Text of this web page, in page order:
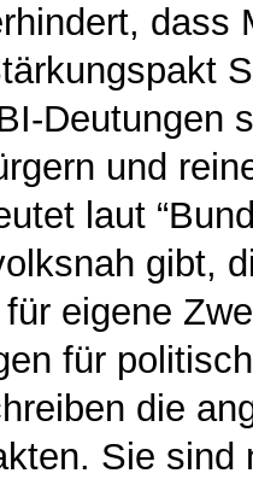
dass
Deutungen
und
laut
gibt,
eigene
für
die
Sie